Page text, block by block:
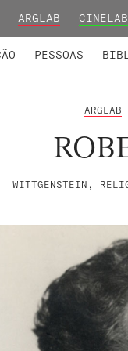
ARGLAB CINELAB
PESSOAS
ARGLAB
WITTGENSTEIN,